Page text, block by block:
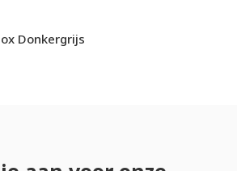
Donkergrijs